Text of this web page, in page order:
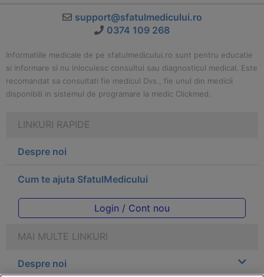
support@sfatulmedicului.ro
0374 109 268
Informatiile medicale de pe sfatulmedicului.ro sunt pentru educatie
si informare si nu inlocuiesc consultul sau diagnosticul medical. Este
recomandat sa consultati fie medicul Dvs., fie unul din medicii
disponibili in sistemul de programare la medic Clickmed.
LINKURI RAPIDE
Despre noi
Cum te ajuta SfatulMedicului
Login / Cont nou
MAI MULTE LINKURI
Despre noi